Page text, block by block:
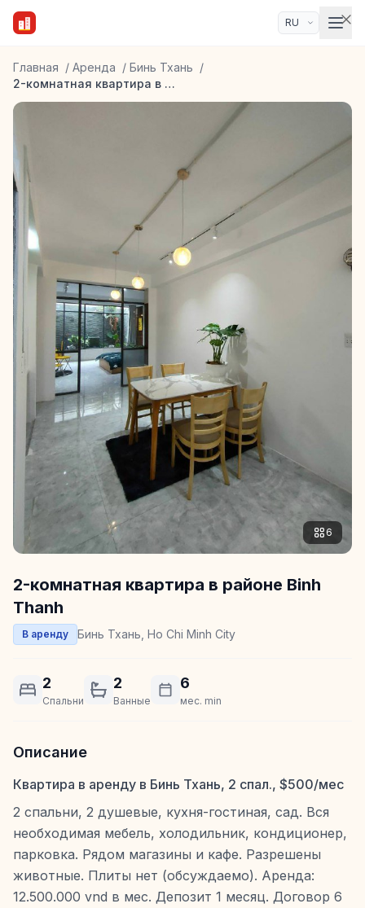
Главная / Аренда / Бинь Тхань /
2-комнатная квартира в районе Binh Thanh
6
2-комнатная квартира в районе Binh
Thanh
В аренду Бинь Тхань, Ho Chi Minh City
2
Спальни
2
Ванные
6
мес. min
Описание
Квартира в аренду в Бинь Тхань, 2 спал., $500/мес
2 спальни, 2 душевые, кухня-гостиная, сад. Вся
необходимая мебель, холодильник, кондиционер,
парковка. Рядом магазины и кафе. Разрешены
животные. Плиты нет (обсуждаемо). Аренда:
12.500.000 vnd в мес. Депозит 1 месяц. Договор 6